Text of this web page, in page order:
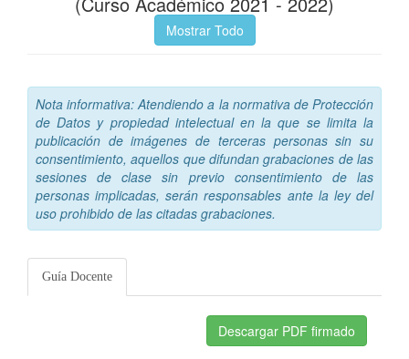
Mostrar Todo
Nota informativa: Atendiendo a la normativa de Protección
de Datos y propiedad intelectual en la que se limita la
publicación de imágenes de terceras personas sin su
consentimiento, aquellos que difundan grabaciones de las
sesiones de clase sin previo consentimiento de las
personas implicadas, serán responsables ante la ley del
uso prohibido de las citadas grabaciones.
Guía Docente
Descargar PDF firmado